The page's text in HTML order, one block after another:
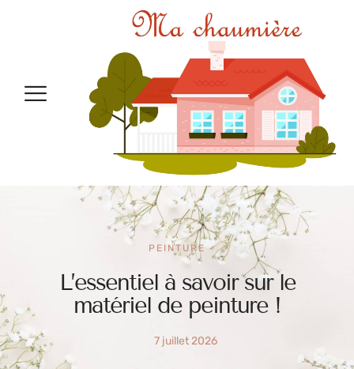
PEINTURE
L’essentiel à savoir sur le
matériel de peinture !
7 juillet 2026